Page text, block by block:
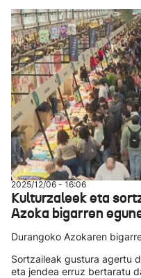
2025/12/06 - 16:06
Kulturzaleek eta
Azoka bigarren
Durangoko Azokaren
Sortzaileak gustura agertu
eta jendea erruz bertaratu